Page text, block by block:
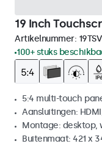
19 Inch
Artikelnummer:
100+ stuks
5:4 multi-touch
Aansluitingen:
Montage: desktop,
Buitenmaat: 421 x